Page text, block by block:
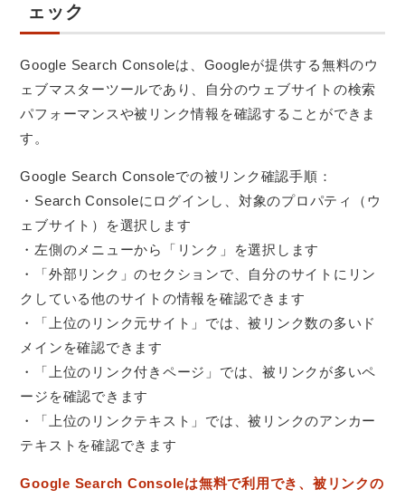
ェック
Google Search Consoleは、Googleが提供する無料のウ
ェブマスターツールであり、自分のウェブサイトの検索
パフォーマンスや被リンク情報を確認することができま
す。
Google Search Consoleでの被リンク確認手順：
・Search Consoleにログインし、対象のプロパティ（ウ
ェブサイト）を選択します
・左側のメニューから「リンク」を選択します
・「外部リンク」のセクションで、自分のサイトにリン
クしている他のサイトの情報を確認できます
・「上位のリンク元サイト」では、被リンク数の多いド
メインを確認できます
・「上位のリンク付きページ」では、被リンクが多いペ
ージを確認できます
・「上位のリンクテキスト」では、被リンクのアンカー
テキストを確認できます
Google Search Consoleは無料で利用でき、被リンクの